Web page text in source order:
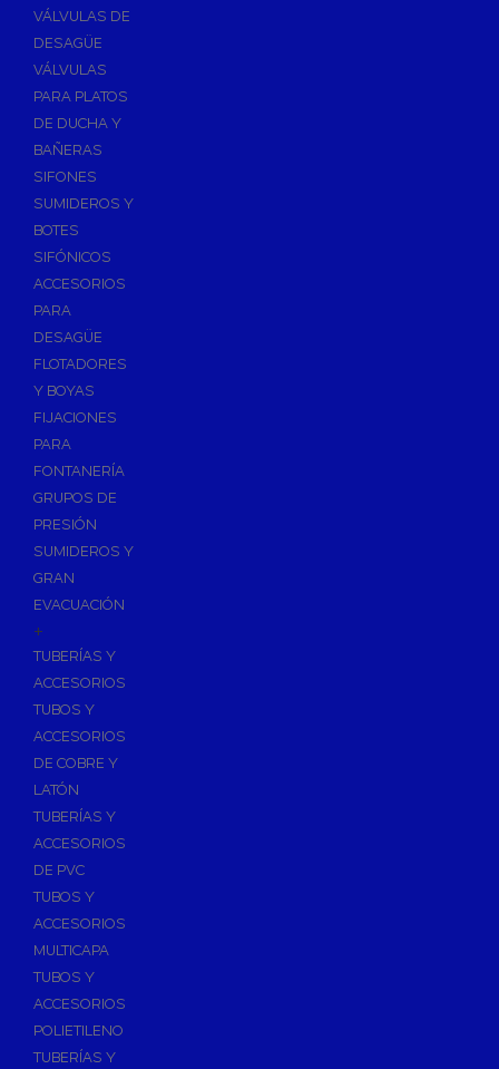
VÁLVULAS DE
DESAGÜE
VÁLVULAS
PARA PLATOS
DE DUCHA Y
BAÑERAS
SIFONES
SUMIDEROS Y
BOTES
SIFÓNICOS
ACCESORIOS
PARA
DESAGÜE
FLOTADORES
Y BOYAS
FIJACIONES
PARA
FONTANERÍA
GRUPOS DE
PRESIÓN
SUMIDEROS Y
GRAN
EVACUACIÓN
+
TUBERÍAS Y
ACCESORIOS
TUBOS Y
ACCESORIOS
DE COBRE Y
LATÓN
TUBERÍAS Y
ACCESORIOS
DE PVC
TUBOS Y
ACCESORIOS
MULTICAPA
TUBOS Y
ACCESORIOS
POLIETILENO
TUBERÍAS Y